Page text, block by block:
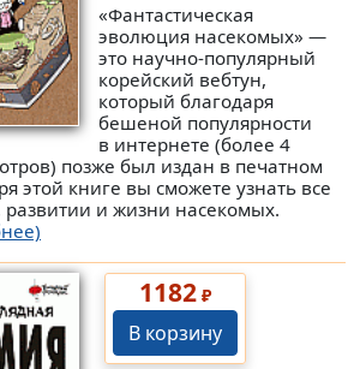
«Фантастическая
эволюция насекомых» —
это научно-популярный
корейский вебтун,
который благодаря
бешеной популярности
в интернете (более 4
позже был издан в печатном
этой книге вы сможете узнать все
и жизни насекомых.
1182₽
В корзину